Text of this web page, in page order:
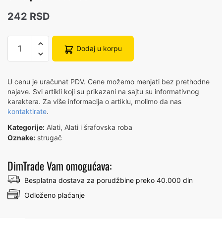
242 RSD
U cenu je uračunat PDV. Cene možemo menjati bez prethodne
najave. Svi artikli koji su prikazani na sajtu su informativnog
karaktera. Za više informacija o artiklu, molimo da nas
kontaktirate.
Kategorije: Alati, Alati i šrafovska roba
Oznake: strugač
STRUGAČ
100x18.5x0.4
30006
количина
Dodaj u korpu
DimTrade Vam omogućava:
Besplatna dostava za porudžbine preko 40.000 din
Odloženo plaćanje